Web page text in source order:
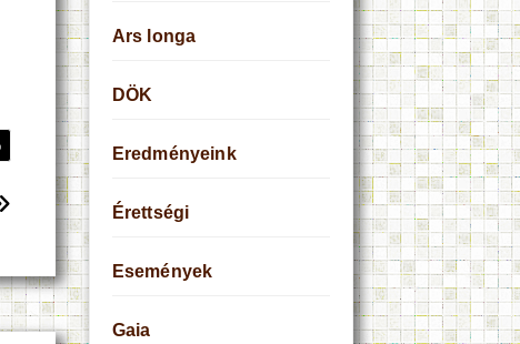
Ars longa
DÖK
Eredményeink
Érettségi
Események
Gaia